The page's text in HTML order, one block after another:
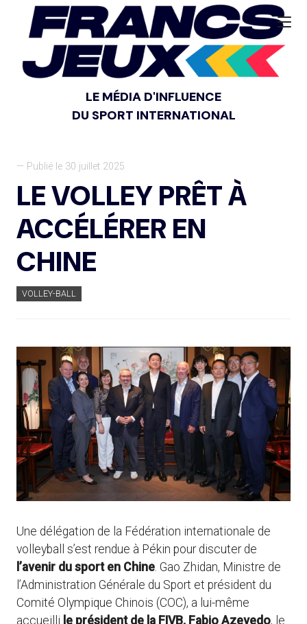
LE MÉDIA D'INFLUENCE
DU SPORT INTERNATIONAL
— Publié le 30 juillet 2025
LE VOLLEY PRÊT À
ACCÉLÉRER EN
CHINE
VOLLEY-BALL
Une délégation de la Fédération internationale de
volleyball s’est rendue à Pékin pour discuter de
l’avenir du sport en Chine. Gao Zhidan, Ministre de
l’Administration Générale du Sport et président du
Comité Olympique Chinois (COC), a lui-même
accueilli le président de la FIVB, Fabio Azevedo, le